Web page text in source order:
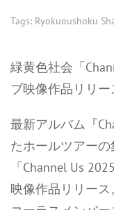
Tags: Ryokuoushoku
緑黄色社会「
ブ映像作品リリー
最新アルバム『
たホールツアー
「Channel Us
映像作品リリース